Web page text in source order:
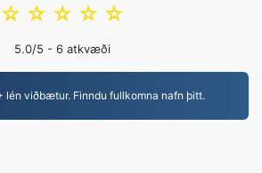
☆
☆
☆
☆
☆
5.0/5 - 6 atkvæði
lén viðbætur. Finndu fullkomna nafn þitt.